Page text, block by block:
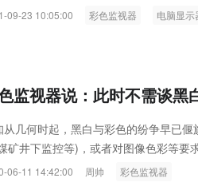
视器不同的是对图象色彩和明暗对比度
09-23 10:05:00 彩色监视器 电脑显示
监视器说：此时不需谈黑
从几何时起，黑白与彩色的纷争早已
矿井下监控等)，或者对图像色彩等要
06-11 14:42:00 周帅 彩色监视器